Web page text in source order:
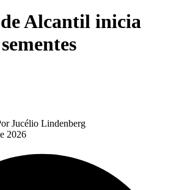
Alcantil inicia
Jucélio Lindenberg
2026